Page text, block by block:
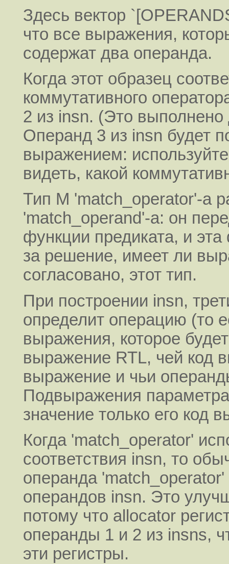
Здесь вектор
что все выражения,
содержат два операнда.
Когда этот образец
коммутативного
2 из insn. (Это
Операнд 3 из insn будет
выражением:
видеть, какой
Тип M 'match_operator'-а
'match_operand'-а: он
функции предиката, и
за решение, имеет ли
согласовано, этот тип.
При построении insn,
определит операцию (то
выражения, которое
выражение RTL, чей код
выражение и чьи
Подвыражения
значение только его код
Когда 'match_operator'
соответствия insn, то
операнда
операндов insn. Это
потому что allocator
операнды 1 и 2 из insns,
эти регистры.